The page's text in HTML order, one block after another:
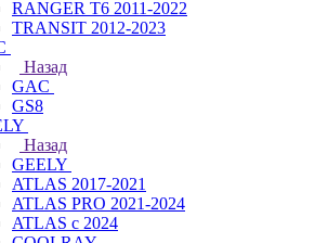
RANGER T6 2011-2022
TRANSIT 2012-2023
Назад
GAC
GS8
Назад
GEELY
ATLAS 2017-2021
ATLAS PRO 2021-2024
ATLAS с 2024